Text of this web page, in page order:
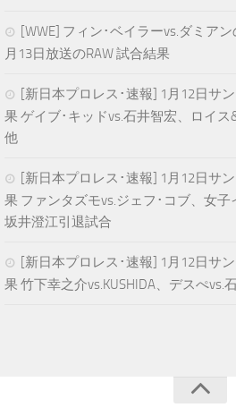
[WWE] フィン･ベイラーvs.ダミア
月13日放送のRAW 試合結果
[新日本プロレス･速報] 1月12日サ
果 ゲイブ･キッドvs.石井智宏、ロイス
他
[新日本プロレス･速報] 1月12日サ
果 ファンタズモvs.ジェフ･コブ、女子
坂井澄江引退試合
[新日本プロレス･速報] 1月12日サ
果 竹下幸之介vs.KUSHIDA、デスぺvs.